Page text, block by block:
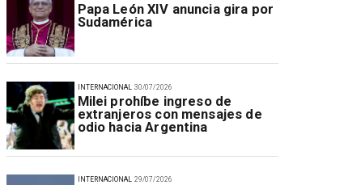
Papa León XIV anuncia gira por
Sudamérica
30/07/2026
Milei prohíbe ingreso de
extranjeros con mensajes de
odio hacia Argentina
INTERNACIONAL
29/07/2026
INTERNACIONAL